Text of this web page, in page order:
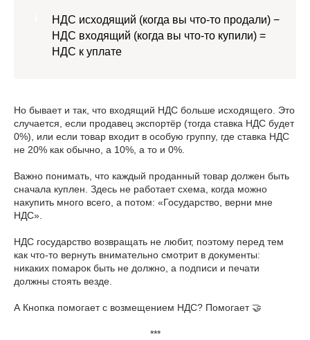
НДС исходящий (когда вы что-то продали) −
НДС входящий (когда вы что-то купили) =
НДС к уплате
Но бывает и так, что входящий НДС больше исходящего. Это
случается, если продавец экспортёр (тогда ставка НДС будет
0%), или если товар входит в особую группу, где ставка НДС
не 20% как обычно, а 10%, а то и 0%.
Важно понимать, что каждый проданный товар должен быть
сначала куплен. Здесь не работает схема, когда можно
накупить много всего, а потом: «Государство, верни мне
НДС».
НДС государство возвращать не любит, поэтому перед тем
как что-то вернуть внимательно смотрит в документы:
никаких помарок быть не должно, а подписи и печати
должны стоять везде.
А Кнопка помогает с возмещением НДС? Помогает 🤝
***